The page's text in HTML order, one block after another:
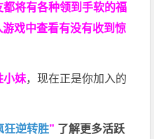
将有各种领到手软的福
戏中查看有没有收到惊
小妹，现在正是你加入的
狂逆转胜” 了解更多活跃